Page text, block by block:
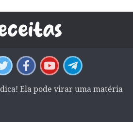
Ela pode virar uma matéria